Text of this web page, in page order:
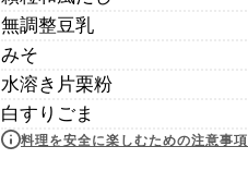
無調整豆乳
みそ
水溶き片栗粉
白すりごま
料理を安全に楽しむための注意事項